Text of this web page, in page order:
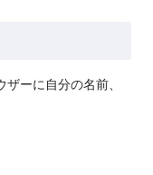
ーに自分の名前、